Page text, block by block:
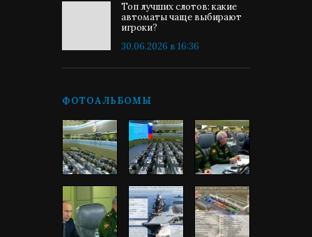
Топ лучших слотов: какие
автоматы чаще выбирают
игроки?
30.06.2026 в 16:36
ФОТОАЛЬБОМЫ